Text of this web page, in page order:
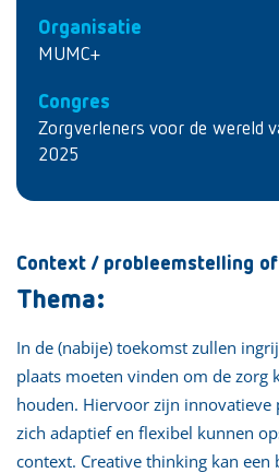
Organisatie
MUMC+
Congres
Zorgverleners voor de wereld
2025
Context / probleemstelling
Thema:
In de (nabije) toekomst zullen
plaats moeten vinden om de zorg
houden. Hiervoor zijn innovatieve
zich adaptief en flexibel kunnen
context. Creative thinking kan